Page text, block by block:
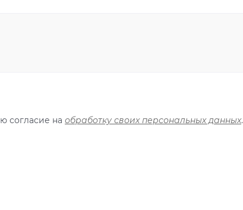
согласие на обработку своих персональных данных.